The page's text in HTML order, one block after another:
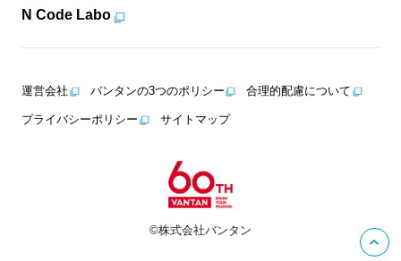
N Code Labo
運営会社 バンタンの3つのポリシー 合理的配慮について
プライバシーポリシー サイトマップ
©株式会社バンタン